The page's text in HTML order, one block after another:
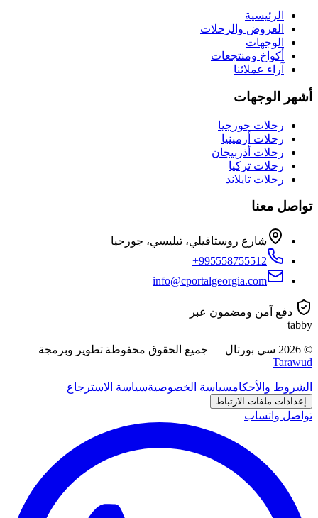
الرئيسية
العروض والرحلات
الوجهات
أكواخ ومنتجعات
آراء عملائنا
أشهر الوجهات
رحلات جورجيا
رحلات أرمينيا
رحلات أذربيجان
رحلات تركيا
رحلات تايلاند
تواصل معنا
شارع روستافيلي، تبليسي، جورجيا
+995558755512
info@cportalgeorgia.com
دفع آمن ومضمون عبر
tabby
©
2026 سي بورتال — جميع الحقوق محفوظة|تطوير وبرمجة
Tarawud
الشروط والأحكامسياسة الخصوصيةسياسة الاسترجاع
إعدادات ملفات الارتباط
تواصل واتساب